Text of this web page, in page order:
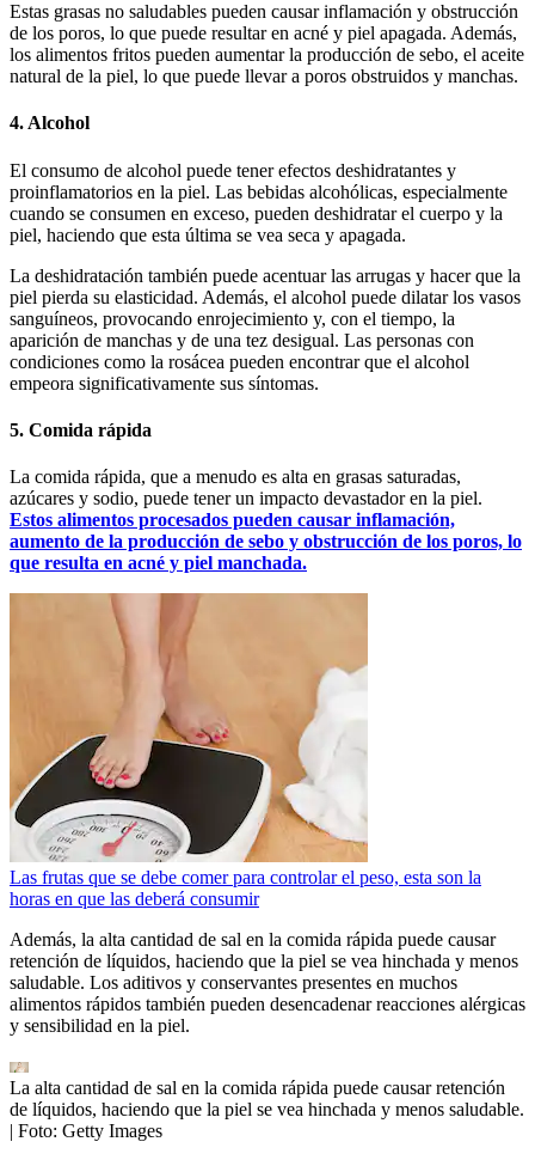
Estas grasas no saludables pueden causar inflamación y obstrucción
de los poros, lo que puede resultar en acné y piel apagada. Además,
los alimentos fritos pueden aumentar la producción de sebo, el aceite
natural de la piel, lo que puede llevar a poros obstruidos y manchas.
4. Alcohol
El consumo de alcohol puede tener efectos deshidratantes y
proinflamatorios en la piel. Las bebidas alcohólicas, especialmente
cuando se consumen en exceso, pueden deshidratar el cuerpo y la
piel, haciendo que esta última se vea seca y apagada.
La deshidratación también puede acentuar las arrugas y hacer que la
piel pierda su elasticidad. Además, el alcohol puede dilatar los vasos
sanguíneos, provocando enrojecimiento y, con el tiempo, la
aparición de manchas y de una tez desigual. Las personas con
condiciones como la rosácea pueden encontrar que el alcohol
empeora significativamente sus síntomas.
5. Comida rápida
La comida rápida, que a menudo es alta en grasas saturadas,
azúcares y sodio, puede tener un impacto devastador en la piel.
Estos alimentos procesados pueden causar inflamación,
aumento de la producción de sebo y obstrucción de los poros, lo
que resulta en acné y piel manchada.
Las frutas que se debe comer para controlar el peso, esta son la
horas en que las deberá consumir
Además, la alta cantidad de sal en la comida rápida puede causar
retención de líquidos, haciendo que la piel se vea hinchada y menos
saludable. Los aditivos y conservantes presentes en muchos
alimentos rápidos también pueden desencadenar reacciones alérgicas
y sensibilidad en la piel.
La alta cantidad de sal en la comida rápida puede causar retención
de líquidos, haciendo que la piel se vea hinchada y menos saludable.
| Foto: Getty Images